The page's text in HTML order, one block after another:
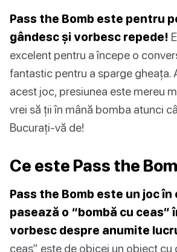
Pass the Bomb este pentru
gândesc și vorbesc repede!
excelent pentru a începe o
fantastic pentru a sparge gheața.
acest joc, presiunea este mereu
vrei să ții în mână bomba atunci
Bucurați-vă de!
Ce este Pass the
Pass the Bomb este un joc
pasează o “bombă cu ceas”
vorbesc despre anumite
ceas” este de obicei un obiect